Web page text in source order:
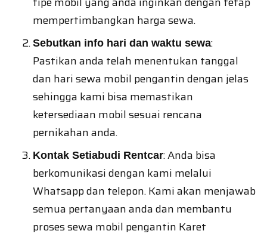
mempertimbangkan harga sewa.
Sebutkan info hari dan waktu sewa:
Pastikan anda telah menentukan tanggal
dan hari sewa mobil pengantin dengan jelas
sehingga kami bisa memastikan
ketersediaan mobil sesuai rencana
pernikahan anda.
Kontak Setiabudi Rentcar: Anda bisa
berkomunikasi dengan kami melalui
Whatsapp dan telepon. Kami akan menjawab
semua pertanyaan anda dan membantu
proses sewa mobil pengantin Karet